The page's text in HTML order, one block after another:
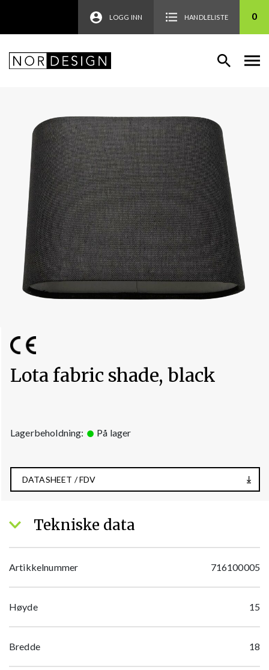
LOGG INN HANDLELISTE 0
Lota fabric shade, black
Lagerbeholdning: På lager
DATASHEET / FDV
Tekniske data
Artikkelnummer 716100005
Høyde 15
Bredde 18